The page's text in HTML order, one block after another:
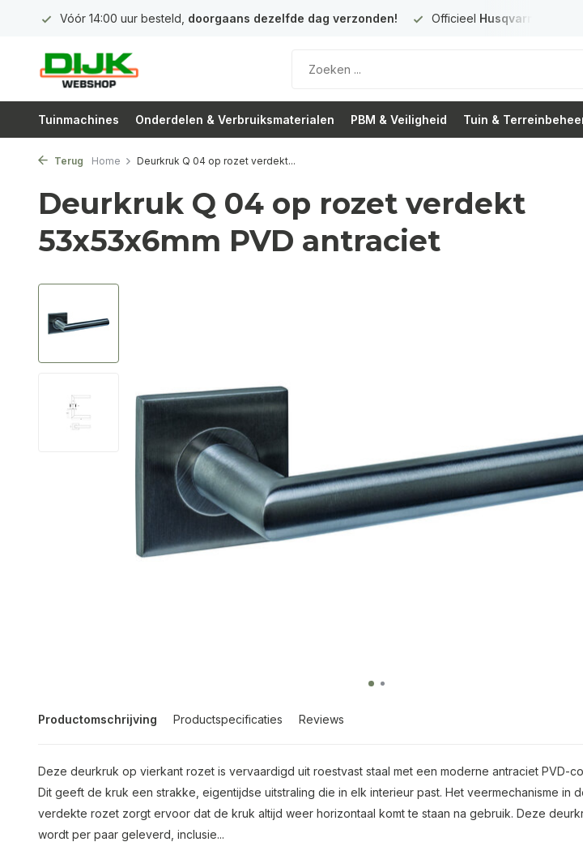
Vóór 14:00 uur besteld, doorgaans dezelfde dag verzonden! Officieel Husqvarna
Tuinmachines Onderdelen & Verbruiksmaterialen PBM & Veiligheid Tuin &
Terug Home Deurkruk Q 04 op rozet verdekt...
Deurkruk Q 04 op rozet verdekt
53x53x6mm PVD antraciet
Productomschrijving Productspecificaties Reviews
Deze deurkruk op vierkant rozet is vervaardigd uit roestvast staal met een moderne antraciet PVD-
Dit geeft de kruk een strakke, eigentijdse uitstraling die in elk interieur past. Het veermechanisme in
verdekte rozet zorgt ervoor dat de kruk altijd weer horizontaal komt te staan na gebruik. Deze
wordt per paar geleverd, inclusie...